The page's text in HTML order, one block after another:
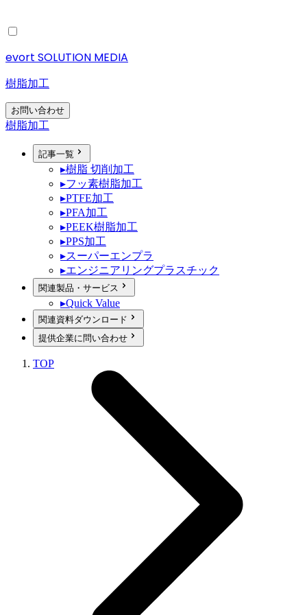
evort SOLUTION MEDIA
樹脂加工
お問い合わせ
樹脂加工
記事一覧
▸樹脂 切削加工
▸フッ素樹脂加工
▸PTFE加工
▸PFA加工
▸PEEK樹脂加工
▸PPS加工
▸スーパーエンプラ
▸エンジニアリングプラスチック
関連製品・サービス
▸Quick Value
関連資料ダウンロード
提供企業に問い合わせ
TOP